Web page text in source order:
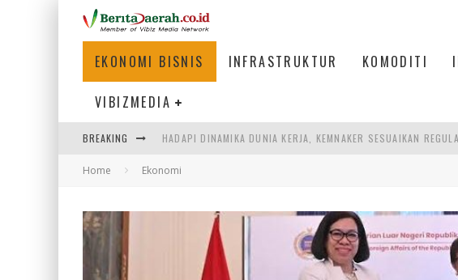
EKONOMI BISNIS INFRASTRUKTUR KOMODITI
VIBIZMEDIA
BREAKING
HADAPI DINAMIKA DUNIA KERJA, KEMNAKER SESUAIKAN
SUMATERA SEBAGAI MOTOR UTAMA INDUSTRI KEHUTANAN
MENJAWAB KEBUTUHAN DUNIA KERJA, MENAKER: PENGUATAN
KEBANGKITAN PARIWISATA INDONESIA 2026: MENJADI PILAR
Home Ekonomi